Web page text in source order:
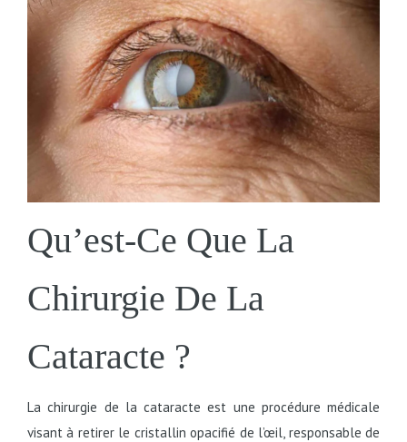
Qu’est-Ce Que La
Chirurgie De La
Cataracte ?
La chirurgie de la cataracte est une procédure médicale
visant à retirer le cristallin opacifié de l’œil, responsable de